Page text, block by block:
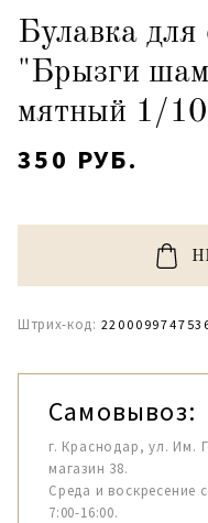
Булавка
"Брызги
мятный 1/10
350 РУБ.
Штрих-код:
Самовывоз:
г. Краснодар, ул. Им.
магазин 38.
Среда и воскресение
7:00-16:00.